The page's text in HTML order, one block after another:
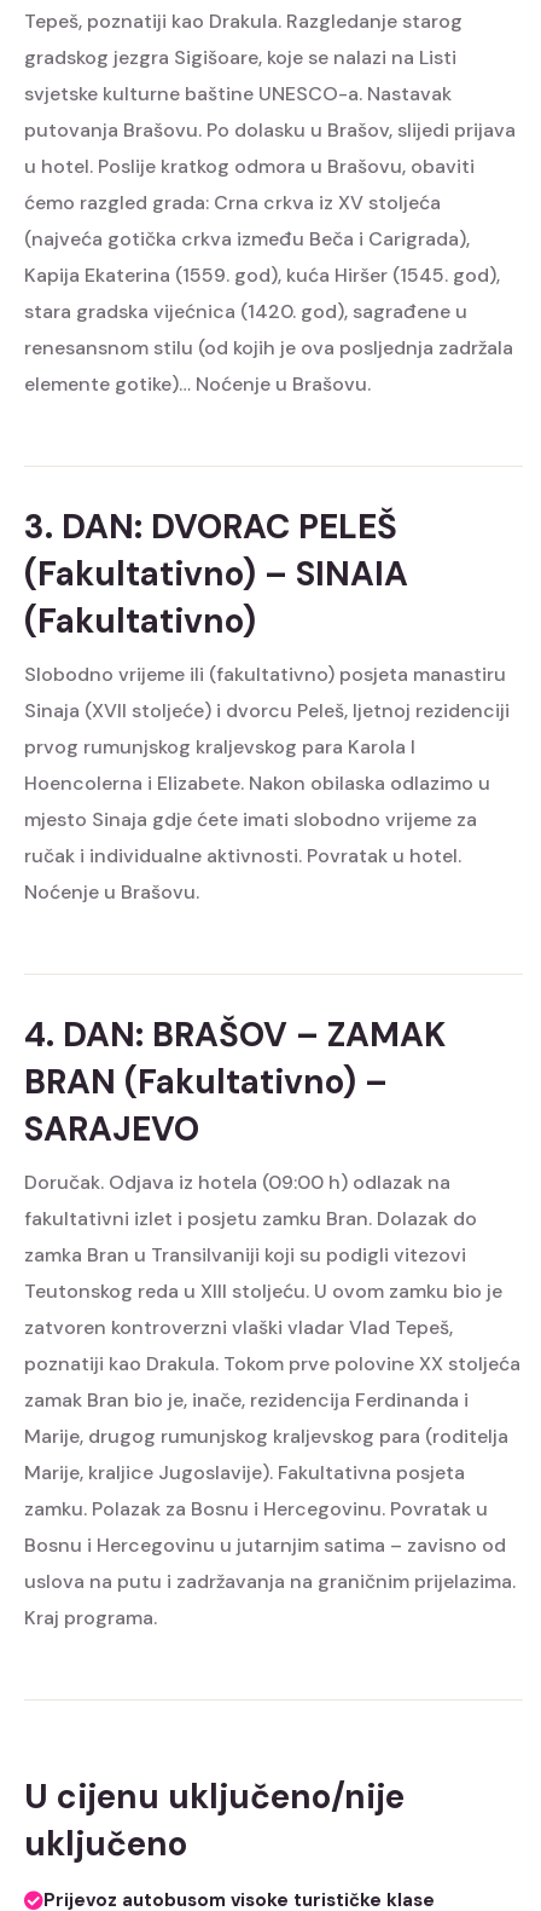
Tepeš, poznatiji kao Drakula. Razgledanje starog
gradskog jezgra Sigišoare, koje se nalazi na Listi
svjetske kulturne baštine UNESCO-a. Nastavak
putovanja Brašovu. Po dolasku u Brašov, slijedi prijava
u hotel. Poslije kratkog odmora u Brašovu, obaviti
ćemo razgled grada: Crna crkva iz XV stoljeća
(najveća gotička crkva između Beča i Carigrada),
Kapija Ekaterina (1559. god), kuća Hiršer (1545. god),
stara gradska vijećnica (1420. god), sagrađene u
renesansnom stilu (od kojih je ova posljednja zadržala
elemente gotike)… Noćenje u Brašovu.
3. DAN: DVORAC PELEŠ
(fakultativno) – SINAIA
(fakultativno)
Slobodno vrijeme ili (fakultativno) posjeta manastiru
Sinaja (XVII stoljeće) i dvorcu Peleš, ljetnoj rezidenciji
prvog rumunjskog kraljevskog para Karola I
Hoencolerna i Elizabete. Nakon obilaska odlazimo u
mjesto Sinaja gdje ćete imati slobodno vrijeme za
ručak i individualne aktivnosti. Povratak u hotel.
Noćenje u Brašovu.
4. DAN: BRAŠOV – ZAMAK
BRAN (fakultativno) –
SARAJEVO
Doručak. Odjava iz hotela (09:00 h) odlazak na
fakultativni izlet i posjetu zamku Bran. Dolazak do
zamka Bran u Transilvaniji koji su podigli vitezovi
Teutonskog reda u XIII stoljeću. U ovom zamku bio je
zatvoren kontroverzni vlaški vladar Vlad Tepeš,
poznatiji kao Drakula. Tokom prve polovine XX stoljeća
zamak Bran bio je, inače, rezidencija Ferdinanda i
Marije, drugog rumunjskog kraljevskog para (roditelja
Marije, kraljice Jugoslavije). Fakultativna posjeta
zamku. Polazak za Bosnu i Hercegovinu. Povratak u
Bosnu i Hercegovinu u jutarnjim satima – zavisno od
uslova na putu i zadržavanja na graničnim prijelazima.
Kraj programa.
U cijenu uključeno/nije
uključeno
Prijevoz autobusom visoke turističke klase